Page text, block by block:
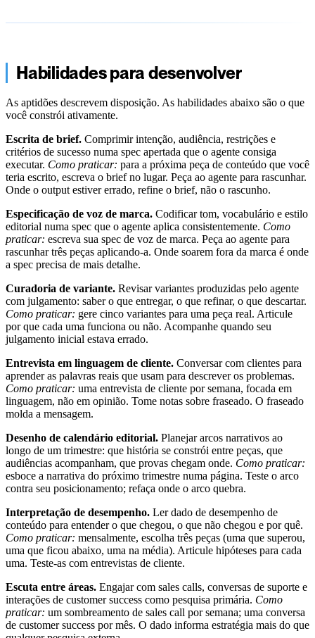
Habilidades para desenvolver
As aptidões descrevem disposição. As habilidades abaixo são o que
você constrói ativamente.
Escrita de brief. Comprimir intenção, audiência, restrições e
critérios de sucesso numa spec apertada que o agente consiga
executar. Como praticar: para a próxima peça de conteúdo que você
teria escrito, escreva o brief no lugar. Peça ao agente para rascunhar.
Onde o output estiver errado, refine o brief, não o rascunho.
Especificação de voz de marca. Codificar tom, vocabulário e estilo
editorial numa spec que o agente aplica consistentemente. Como
praticar: escreva sua spec de voz de marca. Peça ao agente para
rascunhar três peças aplicando-a. Onde soarem fora da marca é onde
a spec precisa de mais detalhe.
Curadoria de variante. Revisar variantes produzidas pelo agente
com julgamento: saber o que entregar, o que refinar, o que descartar.
Como praticar: gere cinco variantes para uma peça real. Articule
por que cada uma funciona ou não. Acompanhe quando seu
julgamento inicial estava errado.
Entrevista em linguagem de cliente. Conversar com clientes para
aprender as palavras reais que usam para descrever os problemas.
Como praticar: uma entrevista de cliente por semana, focada em
linguagem, não em opinião. Tome notas sobre fraseado. O fraseado
molda a mensagem.
Desenho de calendário editorial. Planejar arcos narrativos ao
longo de um trimestre: que história se constrói entre peças, que
audiências acompanham, que provas chegam onde. Como praticar:
esboce a narrativa do próximo trimestre numa página. Teste o arco
contra seu posicionamento; refaça onde o arco quebra.
Interpretação de desempenho. Ler dado de desempenho de
conteúdo para entender o que chegou, o que não chegou e por quê.
Como praticar: mensalmente, escolha três peças (uma que superou,
uma que ficou abaixo, uma na média). Articule hipóteses para cada
uma. Teste-as com entrevistas de cliente.
Escuta entre áreas. Engajar com sales calls, conversas de suporte e
interações de customer success como pesquisa primária. Como
praticar: um sombreamento de sales call por semana; uma conversa
de customer success por mês. O dado informa estratégia mais do que